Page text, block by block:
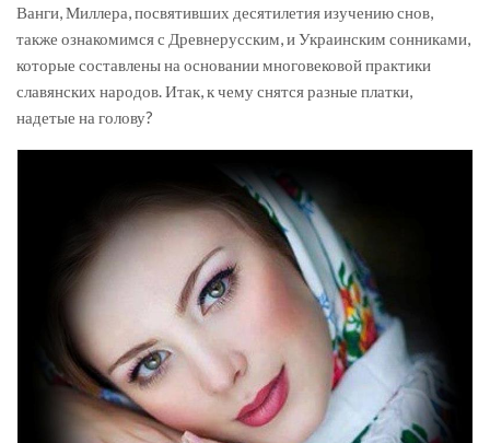
Ванги, Миллера, посвятивших десятилетия изучению снов,
также ознакомимся с Древнерусским, и Украинским сонниками,
которые составлены на основании многовековой практики
славянских народов. Итак, к чему снятся разные платки,
надетые на голову?